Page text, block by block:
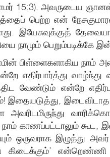
15:3). அவருடைய
பெற்ற என்
இயேசுவுக்குத்
நாமும் பெறும்படிக்கே
பிள்ளைகளாகிய
எதிர்பார்த்து வாழ்ந்து
வேண்டும் என்றே
இதையடுத்து,
நாம் காணப்பட்டாலும்
ஒருவராக இழுத்து
கிடைக்கும்’